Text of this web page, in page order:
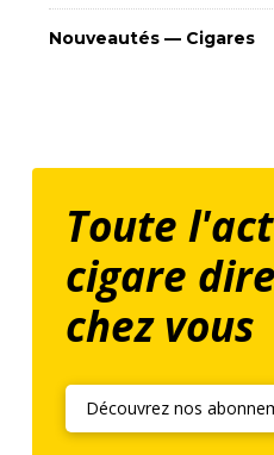
Nouveautés — Cigares
Toute
cigare
chez vous
Découvrez nos